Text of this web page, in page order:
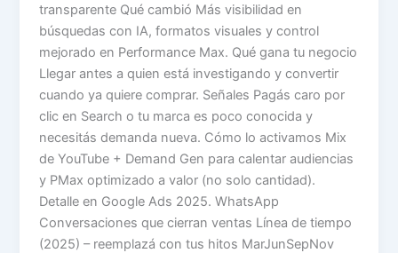
transparente Qué cambió Más visibilidad en
búsquedas con IA, formatos visuales y control
mejorado en Performance Max. Qué gana tu negocio
Llegar antes a quien está investigando y convertir
cuando ya quiere comprar. Señales Pagás caro por
clic en Search o tu marca es poco conocida y
necesitás demanda nueva. Cómo lo activamos Mix
de YouTube + Demand Gen para calentar audiencias
y PMax optimizado a valor (no solo cantidad).
Detalle en Google Ads 2025. WhatsApp
Conversaciones que cierran ventas Línea de tiempo
(2025) – reemplazá con tus hitos MarJunSepNov